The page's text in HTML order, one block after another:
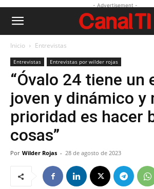
- Advertisement -
Inicio Entrevistas
Entrevistas Entrevistas por wilder rojas
“Óvalo 24 tiene un
joven y dinámico y
prioridad es hacer
cosas”
Por Wilder Rojas - 28 de agosto de 2023